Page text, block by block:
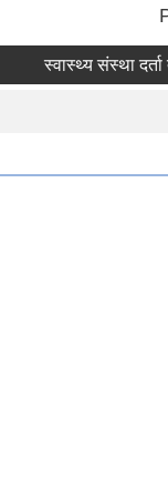
स्वास्थ्य संस्था दर्ता तथा